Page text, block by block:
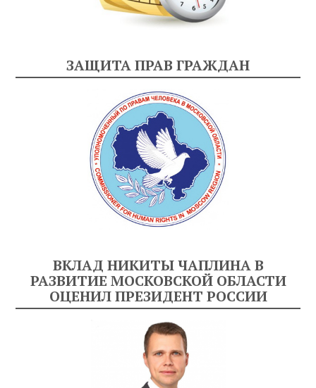
ЗАЩИТА ПРАВ ГРАЖДАН
ВКЛАД НИКИТЫ ЧАПЛИНА В
РАЗВИТИЕ МОСКОВСКОЙ ОБЛАСТИ
ОЦЕНИЛ ПРЕЗИДЕНТ РОССИИ